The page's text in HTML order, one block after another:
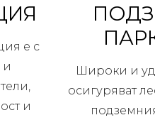
е с
и
и
Широки и
осигуряват